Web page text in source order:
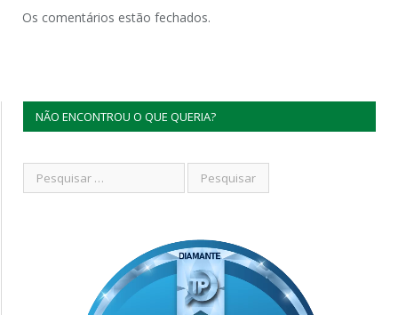
Os comentários estão fechados.
NÃO ENCONTROU O QUE QUERIA?